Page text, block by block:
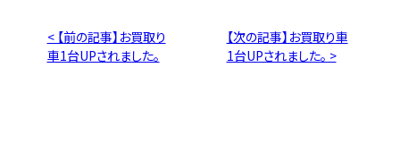
< 【前の記事】お買取り
車1台UPされました。
【次の記事】お買取り車
1台UPされました。 >